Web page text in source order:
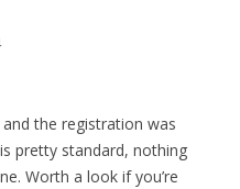
the registration was
pretty standard, nothing
Worth a look if you’re